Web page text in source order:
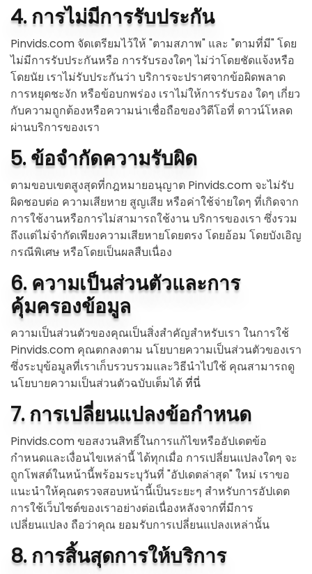
4. การไม่มีการรับประกัน
Pinvids.com จัดเตรียมไว้ให้ "ตามสภาพ" และ "ตามที่มี" โดย
ไม่มีการรับประกันหรือ การรับรองใดๆ ไม่ว่าโดยชัดแจ้งหรือ
โดยนัย เราไม่รับประกันว่า บริการจะปราศจากข้อผิดพลาด
การหยุดชะงัก หรือข้อบกพร่อง เราไม่ให้การรับรอง ใดๆ เกี่ยว
กับความถูกต้องหรือความน่าเชื่อถือของวิดีโอที่ ดาวน์โหลด
ผ่านบริการของเรา
5. ข้อจำกัดความรับผิด
ตามขอบเขตสูงสุดที่กฎหมายอนุญาต Pinvids.com จะไม่รับ
ผิดชอบต่อ ความเสียหาย สูญเสีย หรือค่าใช้จ่ายใดๆ ที่เกิดจาก
การใช้งานหรือการไม่สามารถใช้งาน บริการของเรา ซึ่งรวม
ถึงแต่ไม่จำกัดเพียงความเสียหายโดยตรง โดยอ้อม โดยบังเอิญ
กรณีพิเศษ หรือโดยเป็นผลสืบเนื่อง
6. ความเป็นส่วนตัวและการ
คุ้มครองข้อมูล
ความเป็นส่วนตัวของคุณเป็นสิ่งสำคัญสำหรับเรา ในการใช้
Pinvids.com คุณตกลงตาม นโยบายความเป็นส่วนตัวของเรา
ซึ่งระบุข้อมูลที่เราเก็บรวบรวมและวิธีนำไปใช้ คุณสามารถดู
นโยบายความเป็นส่วนตัวฉบับเต็มได้ที่นี่
7. การเปลี่ยนแปลงข้อกำหนด
Pinvids.com ขอสงวนสิทธิ์ในการแก้ไขหรืออัปเดตข้อ
กำหนดและเงื่อนไขเหล่านี้ ได้ทุกเมื่อ การเปลี่ยนแปลงใดๆ จะ
ถูกโพสต์ในหน้านี้พร้อมระบุวันที่ "อัปเดตล่าสุด" ใหม่ เราขอ
แนะนำให้คุณตรวจสอบหน้านี้เป็นระยะๆ สำหรับการอัปเดต
การใช้เว็บไซต์ของเราอย่างต่อเนื่องหลังจากที่มีการ
เปลี่ยนแปลง ถือว่าคุณ ยอมรับการเปลี่ยนแปลงเหล่านั้น
8. การสิ้นสุดการให้บริการ